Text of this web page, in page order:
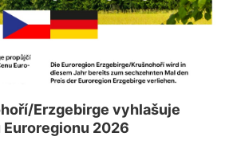
Erzgebirge vyhlašuje
Euroregionu 2026